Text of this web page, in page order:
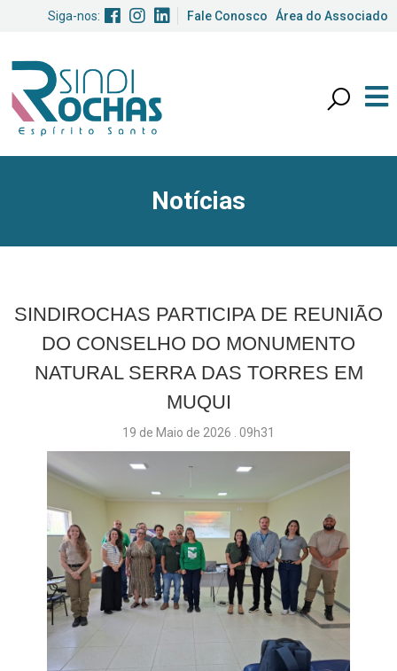
Siga-nos: Fale Conosco Área do Associado
Notícias
SINDIROCHAS PARTICIPA DE REUNIÃO
DO CONSELHO DO MONUMENTO
NATURAL SERRA DAS TORRES EM
MUQUI
19 de Maio de 2026 . 09h31